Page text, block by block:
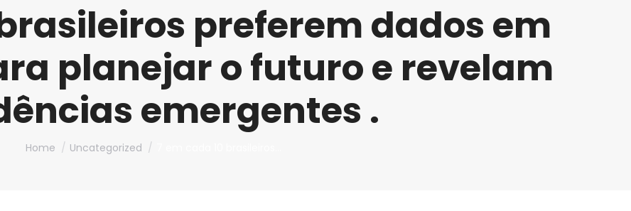
preferem dados em
planejar o futuro e revelam
emergentes .
You are here:
Home Uncategorized